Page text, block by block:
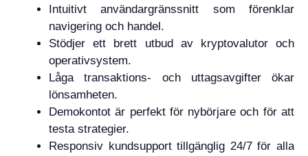
Intuitivt användargränssnitt som förenklar
navigering och handel.
Stödjer ett brett utbud av kryptovalutor och
operativsystem.
Låga transaktions- och uttagsavgifter ökar
lönsamheten.
Demokontot är perfekt för nybörjare och för att
testa strategier.
Responsiv kundsupport tillgänglig 24/7 för alla